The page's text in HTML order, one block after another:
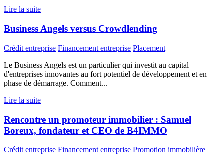
Lire la suite
Business Angels versus Crowdlending
Crédit entreprise Financement entreprise Placement
Le Business Angels est un particulier qui investit au capital
d'entreprises innovantes au fort potentiel de développement et en
phase de démarrage. Comment...
Lire la suite
Rencontre un promoteur immobilier : Samuel
Boreux, fondateur et CEO de B4IMMO
Crédit entreprise Financement entreprise Promotion immobilière